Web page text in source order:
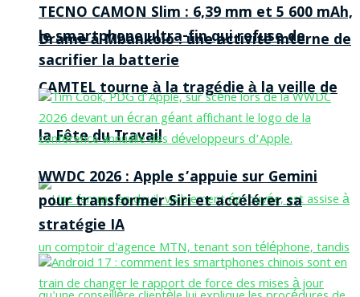
Drame à Mbankolo : une activité interne de
CAMTEL tourne à la tragédie à la veille de
la Fête du Travail
TECNO CAMON Slim : 6,39 mm et 5 600 mAh,
le smartphone ultra-fin qui refuse de
sacrifier la batterie
WWDC 2026 : Apple s’appuie sur Gemini
pour transformer Siri et accélérer sa
stratégie IA